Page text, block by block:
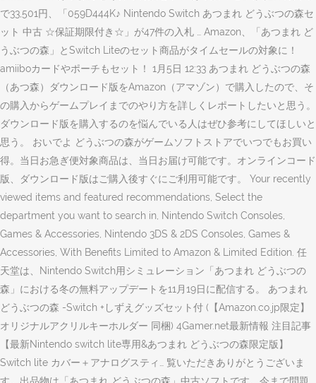
で33,501円、「059D444K♪ Nintendo Switch あつまれ どうぶつの森セ
ット 中古 ☆保証期限付き☆」が47件の入札 … Amazon、「あつまれ ど
うぶつの森」とSwitch Liteのセット商品がタイムセールの対象に！
amiiboカードやポーチもセット！ 1月5日 12:33 あつまれ どうぶつの森
（あつ森）ダウンロード版をAmazon（アマゾン）で購入したので、そ
の購入からゲームプレイまでのやり方を詳しくレポートしたいと思う。
ダウンロード版を購入するのを悩んでいる人はぜひ参考にしてほしいと
思う。 おいでよ どうぶつの森がゲームソフトストアでいつでもお買い
得。当日お急ぎ便対象商品は、当日お届け可能です。オンラインコード
版、ダウンロード版はご購入後すぐにご利用可能です。 Your recently
viewed items and featured recommendations, Select the
department you want to search in, Nintendo Switch Consoles,
Games & Accessories, Nintendo 3DS & 2DS Consoles, Games &
Accessories, With Benefits Limited to Amazon & Limited Edition. 任
天堂は、Nintendo Switch用シミュレーション「あつまれ どうぶつの
森」における冬の無料アップデートを11月19日に配信する。 あつまれ
どうぶつの森 -Switch +しずえグッズセット付 (【Amazon.co.jp限定】
オリジナルアクリルキーホルダー 同梱) 4Gamer.net最新情報 注目記事
【最新Nintendo switch lite専用&あつまれ どうぶつの森限定版】
Switch lite カバー＋アナログスティ… 覧いただきありがとうございま